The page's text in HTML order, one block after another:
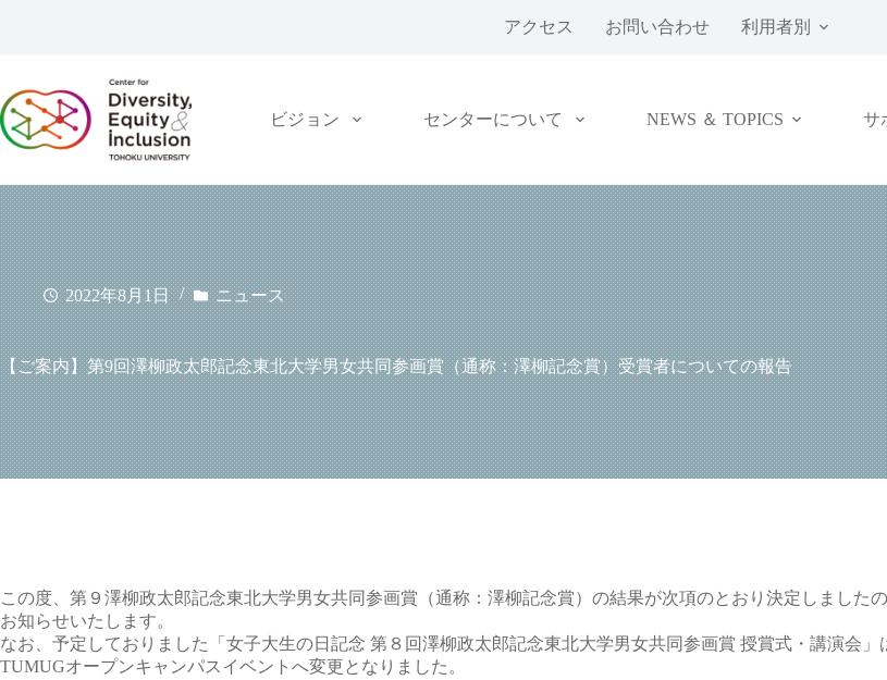
ツ
へ
ス
ッ
プ
アクセス お問い合わせ 利用者別
ビジョン センターについて NEWS ＆ TOPICS サ
2022年8月1日 ニュース
【ご案内】第9回澤柳政太郎記念東北大学男女共同参画賞（通称：澤柳記念賞）受賞者についての報告
この度、第９澤柳政太郎記念東北大学男女共同参画賞（通称：澤柳記念賞）の結果が次項のとおり決定しました
お知らせいたします。
なお、予定しておりました「女子大生の日記念 第８回澤柳政太郎記念東北大学男女共同参画賞 授賞式・講演会」
TUMUGオープンキャンパスイベントへ変更となりました。